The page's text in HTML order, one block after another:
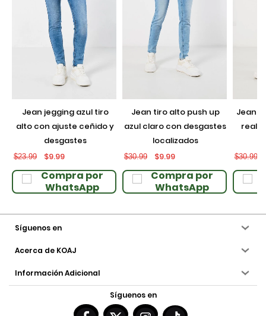
jean jegging azul tiro
alto con ajuste ceñido y
desgastes
$23.99 $9.99
Compra por
WhatsApp
jean tiro alto push up
azul claro con desgastes
localizados
$30.99 $9.99
Compra por
WhatsApp
jean push up negro con
$30.99
Síguenos en
Acerca de KOAJ
Información Adicional
Síguenos en